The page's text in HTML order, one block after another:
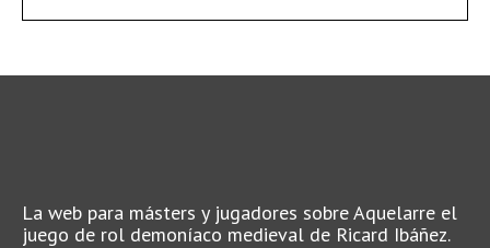
La web para másters y jugadores sobre Aquelarre el
juego de rol demoníaco medieval de Ricard Ibáñez.